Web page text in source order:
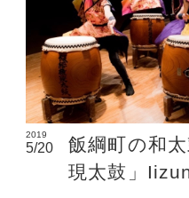
2019
5/20
飯綱町の和
現太鼓」